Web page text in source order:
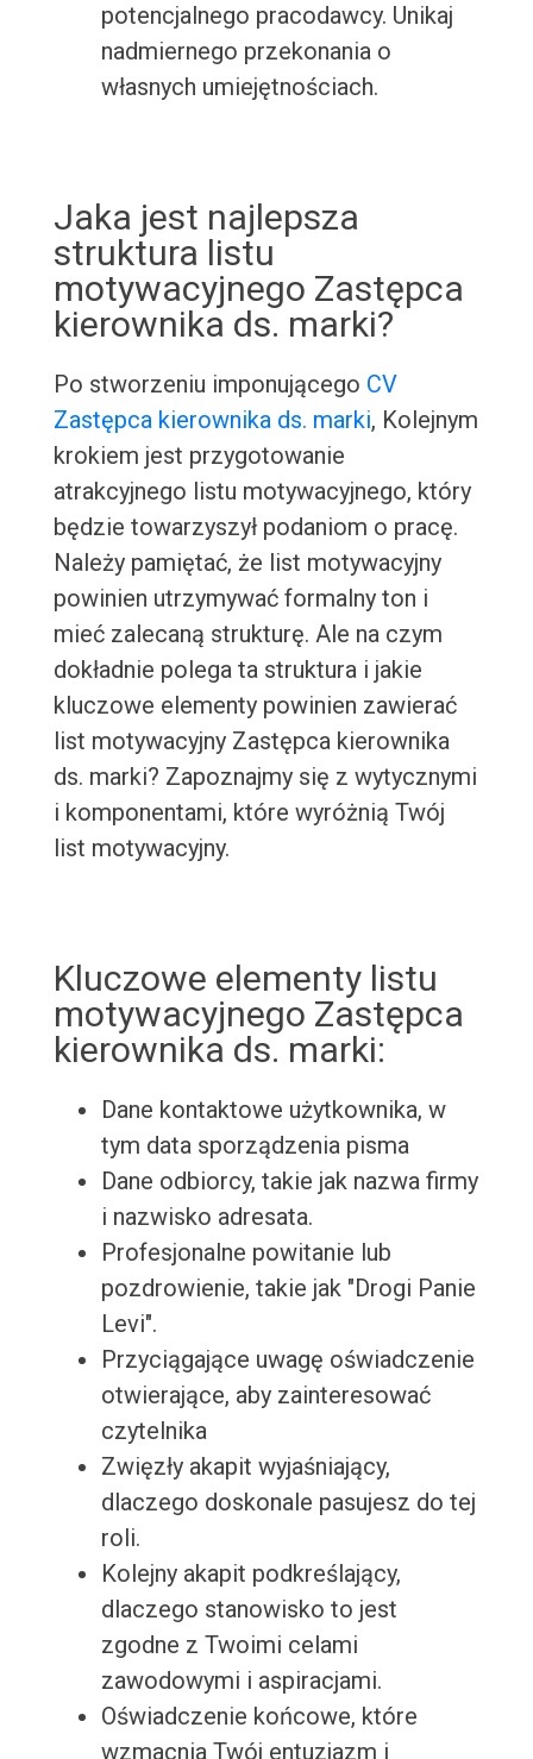
potencjalnego pracodawcy. Unikaj
nadmiernego przekonania o
własnych umiejętnościach.
Jaka jest najlepsza
struktura listu
motywacyjnego Zastępca
kierownika ds. marki?
Po stworzeniu imponującego CV
Zastępca kierownika ds. marki, Kolejnym
krokiem jest przygotowanie
atrakcyjnego listu motywacyjnego, który
będzie towarzyszył podaniom o pracę.
Należy pamiętać, że list motywacyjny
powinien utrzymywać formalny ton i
mieć zalecaną strukturę. Ale na czym
dokładnie polega ta struktura i jakie
kluczowe elementy powinien zawierać
list motywacyjny Zastępca kierownika
ds. marki? Zapoznajmy się z wytycznymi
i komponentami, które wyróżnią Twój
list motywacyjny.
Kluczowe elementy listu
motywacyjnego Zastępca
kierownika ds. marki:
Dane kontaktowe użytkownika, w
tym data sporządzenia pisma
Dane odbiorcy, takie jak nazwa firmy
i nazwisko adresata.
Profesjonalne powitanie lub
pozdrowienie, takie jak "Drogi Panie
Levi".
Przyciągające uwagę oświadczenie
otwierające, aby zainteresować
czytelnika
Zwięzły akapit wyjaśniający,
dlaczego doskonale pasujesz do tej
roli.
Kolejny akapit podkreślający,
dlaczego stanowisko to jest
zgodne z Twoimi celami
zawodowymi i aspiracjami.
Oświadczenie końcowe, które
wzmacnia Twój entuzjazm i